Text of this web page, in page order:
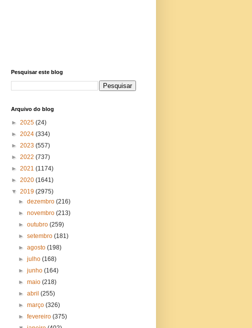
Pesquisar este blog
Arquivo do blog
► 2025 (24)
► 2024 (334)
► 2023 (557)
► 2022 (737)
► 2021 (1174)
► 2020 (1641)
▼ 2019 (2975)
►dezembro(216)
►novembro(213)
►outubro(259)
►setembro(181)
►agosto(198)
►julho(168)
►junho(164)
►maio(218)
►abril(255)
►março(326)
►fevereiro(375)